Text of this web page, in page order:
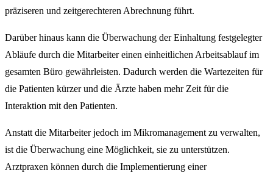
präziseren und zeitgerechteren Abrechnung führt.
Darüber hinaus kann die Überwachung der Einhaltung festgelegter
Abläufe durch die Mitarbeiter einen einheitlichen Arbeitsablauf im
gesamten Büro gewährleisten. Dadurch werden die Wartezeiten für
die Patienten kürzer und die Ärzte haben mehr Zeit für die
Interaktion mit den Patienten.
Anstatt die Mitarbeiter jedoch im Mikromanagement zu verwalten,
ist die Überwachung eine Möglichkeit, sie zu unterstützen.
Arztpraxen können durch die Implementierung einer